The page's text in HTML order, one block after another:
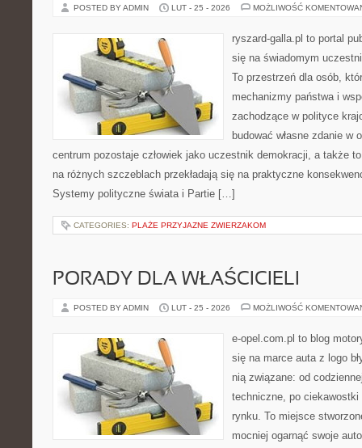
POSTED BY ADMIN LUT - 25 - 2026 MOŻLIWOŚĆ
ryszard-galla.pl to portal
się na świadomym
To przestrzeń dla osób,
mechanizmy państwa i
zachodzące w polityce
budować własne zdanie
centrum pozostaje człowiek jako uczestnik demokracji, a także
na różnych szczeblach przekładają się na praktyczne
Systemy polityczne świata i Partie […]
CATEGORIES: PLAŻE PRZYJAZNE ZWIERZAKOM
PORADY DLA WŁAŚCICIELI
POSTED BY ADMIN LUT - 25 - 2026 MOŻLIWOŚĆ
e-opel.com.pl to blog
się na marce auta z logo
nią związane: od
techniczne, po
rynku. To miejsce
mocniej ogarnąć swoje